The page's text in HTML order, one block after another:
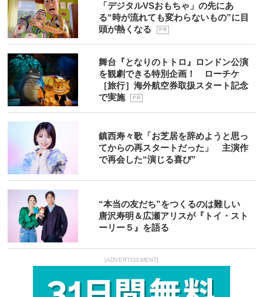
「デジタルVSおもちゃ」の先にあ
る“時が流れても変わらないもの”に目
頭が熱くなる
P R
舞台『となりのトトロ』ロンドン公演
を観劇できる特別企画！ ローチケ
［旅行］海外航空券取扱スタート記念
で実施
P R
鎮西寿々歌「お芝居を辞めようと思っ
てからの再スタートだった」 主演作
で再会した“演じる喜び”
“本当の友だち”をつくるのは難しい
唐沢寿明＆広瀬アリスが『トイ・スト
ーリー５』を語る
[ADVERTISEMENT]